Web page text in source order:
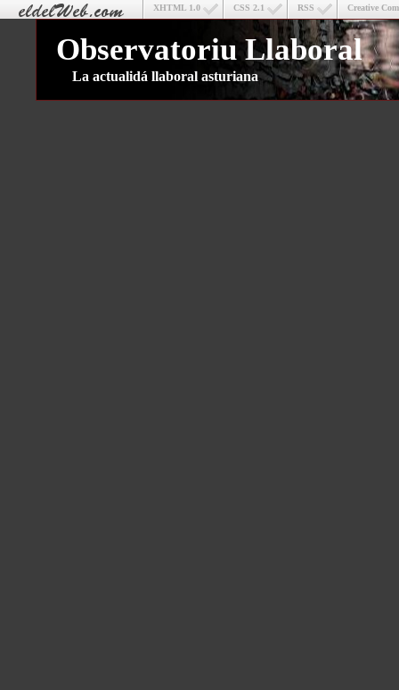
Creative
RSS
CSS 2.1
XHTML 1.0
Observatoriu Llaboral
La actualidá llaboral asturiana